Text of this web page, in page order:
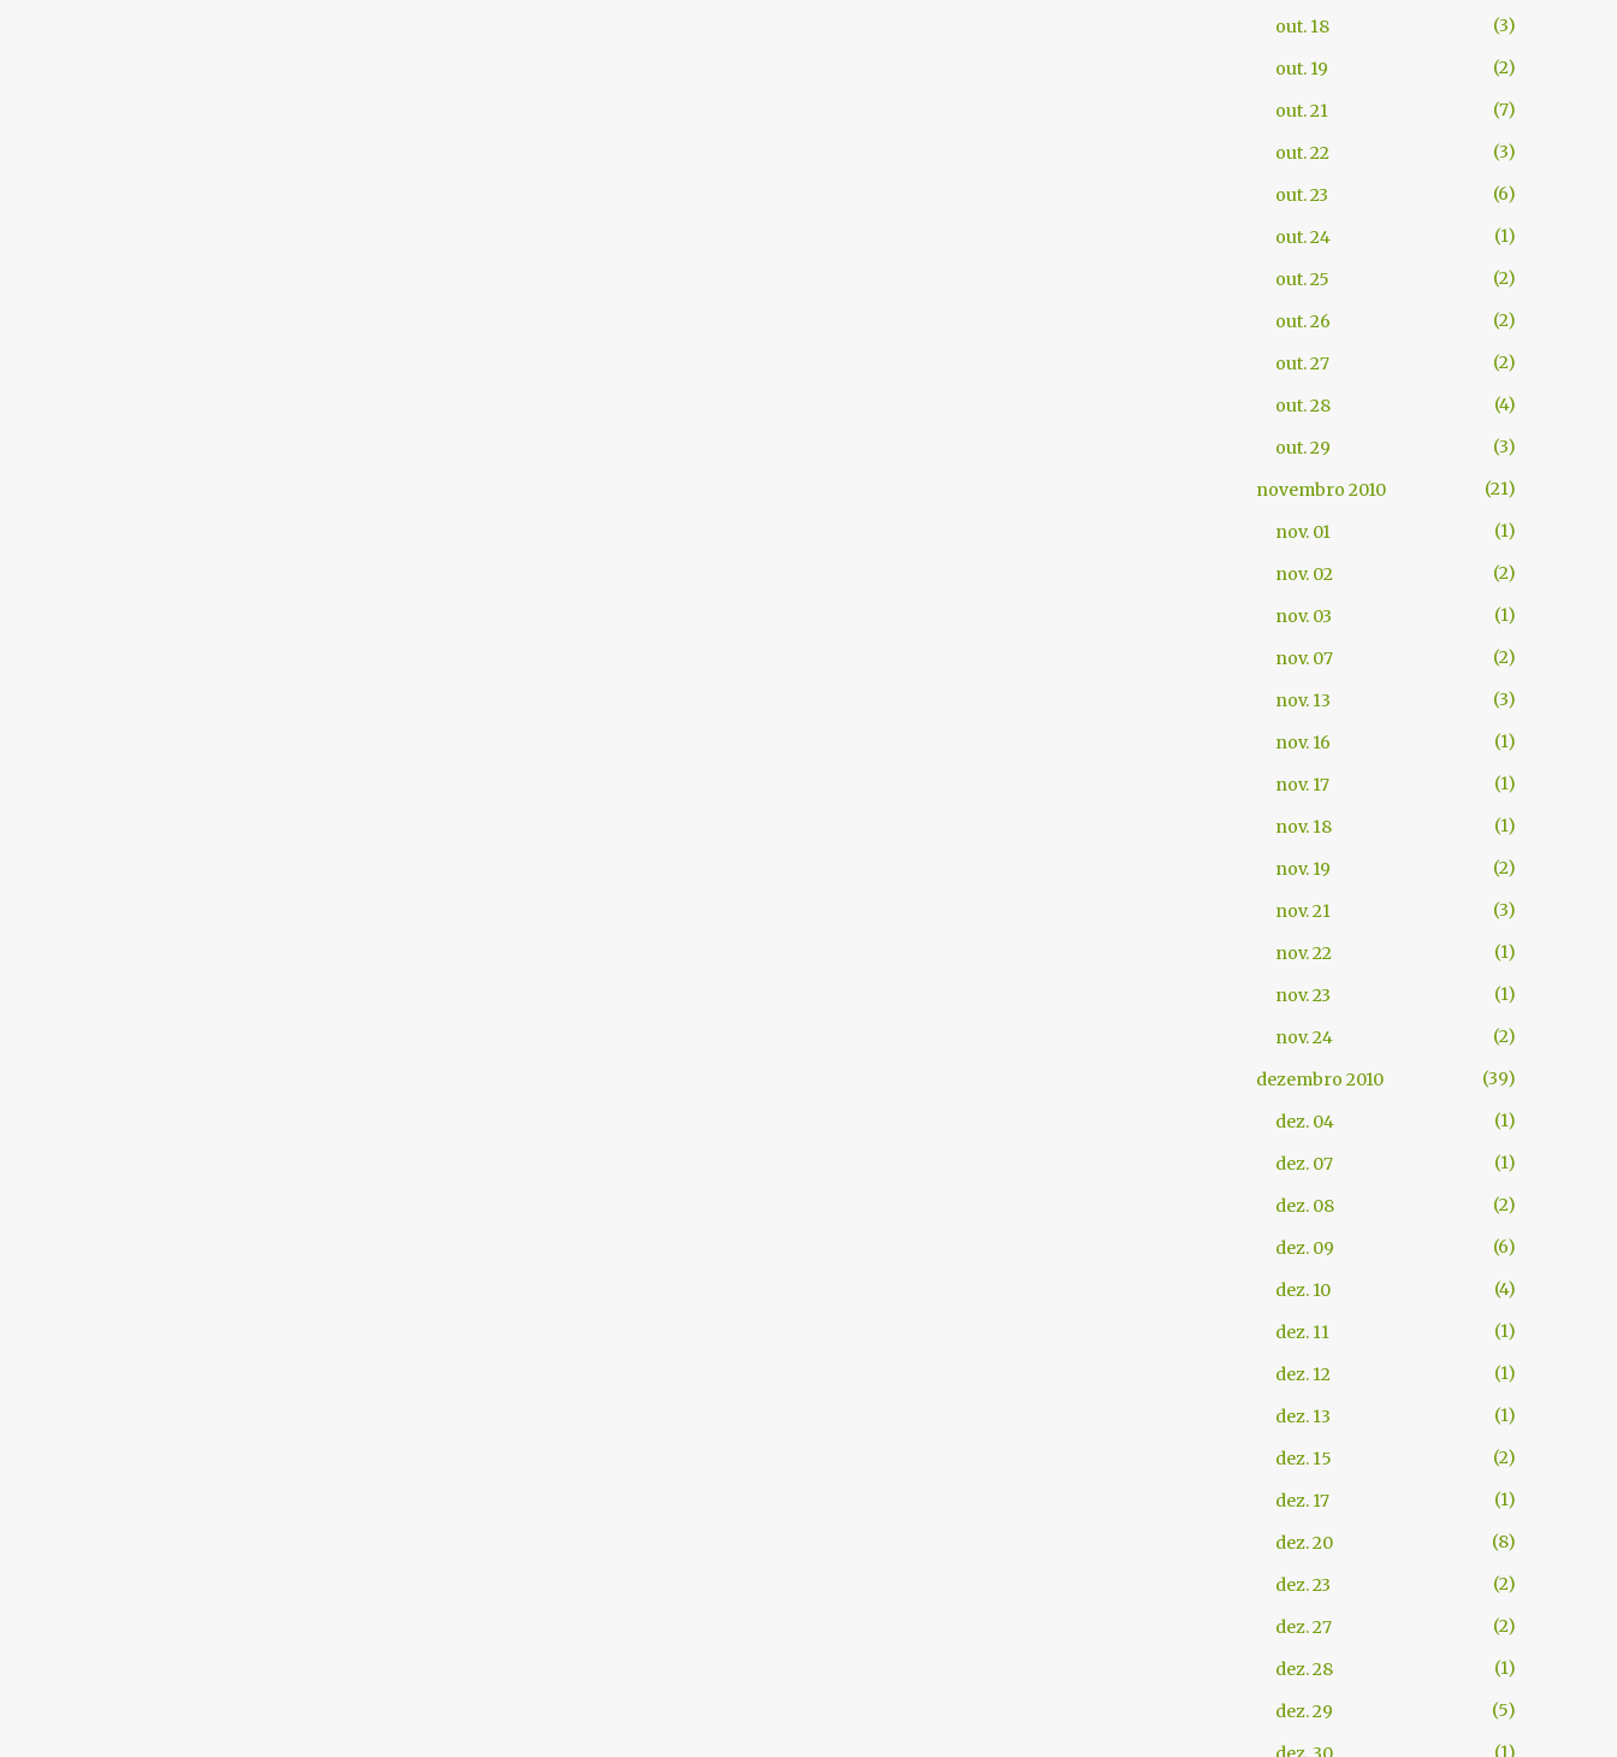
out. 18
3
out. 19
2
out. 21
7
out. 22
3
out. 23
6
out. 24
1
out. 25
2
out. 26
2
out. 27
2
out. 28
4
out. 29
3
novembro 2010
21
nov. 01
1
nov. 02
2
nov. 03
1
nov. 07
2
nov. 13
3
nov. 16
1
nov. 17
1
nov. 18
1
nov. 19
2
nov. 21
3
nov. 22
1
nov. 23
1
nov. 24
2
dezembro 2010
39
dez. 04
1
dez. 07
1
dez. 08
2
dez. 09
6
dez. 10
4
dez. 11
1
dez. 12
1
dez. 13
1
dez. 15
2
dez. 17
1
dez. 20
8
dez. 23
2
dez. 27
2
dez. 28
1
dez. 29
5
1